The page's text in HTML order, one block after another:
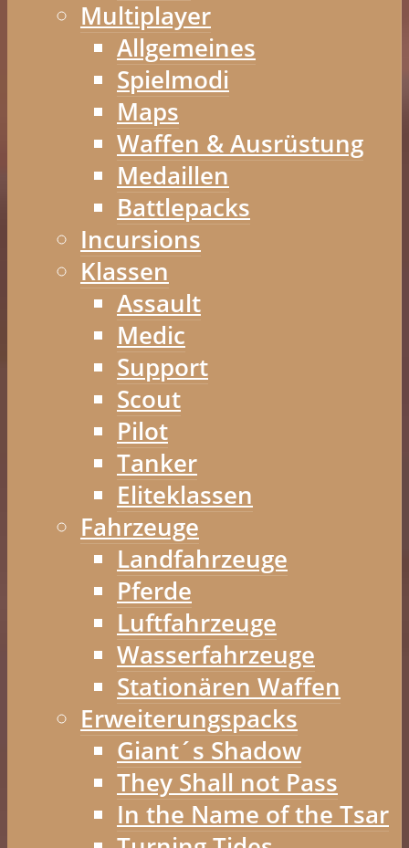
Multiplayer
Allgemeines
Spielmodi
Maps
Waffen & Ausrüstung
Medaillen
Battlepacks
Incursions
Klassen
Assault
Medic
Support
Scout
Pilot
Tanker
Eliteklassen
Fahrzeuge
Landfahrzeuge
Pferde
Luftfahrzeuge
Wasserfahrzeuge
Stationären Waffen
Erweiterungspacks
Giant´s Shadow
They Shall not Pass
In the Name of the Tsar